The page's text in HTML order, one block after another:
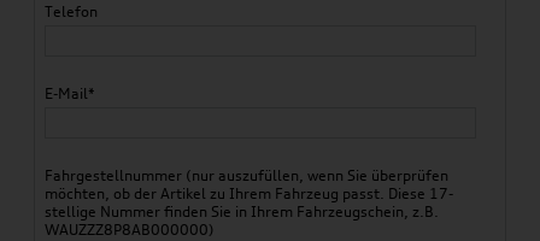
Telefon
E-Mail*
Fahrgestellnummer (nur auszufüllen, wenn Sie überprüfen
möchten, ob der Artikel zu Ihrem Fahrzeug passt. Diese 17-
stellige Nummer finden Sie in Ihrem Fahrzeugschein, z.B.
WAUZZZ8P8AB000000)